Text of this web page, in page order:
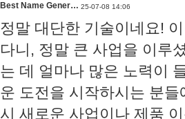
Best Name Gener… 25-07-08 14:06
정말 대단한 기술이네요!
다니, 정말 큰 사업을 이루
는 데 얼마나 많은 노력이
운 도전을 시작하시는 분
시 새로운 사업이나 제품